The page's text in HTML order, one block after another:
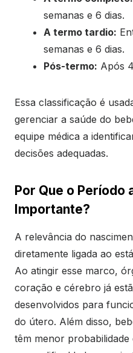
semanas e 6 dias.
A termo tardio:
semanas e 6 dias.
Pós-termo: Após
Essa classificação é
gerenciar a saúde do
equipe médica a
decisões adequadas.
Por Que o Período
Importante?
A relevância do
diretamente ligada ao
Ao atingir esse marco,
coração e cérebro já
desenvolvidos para
do útero. Além disso,
têm menor